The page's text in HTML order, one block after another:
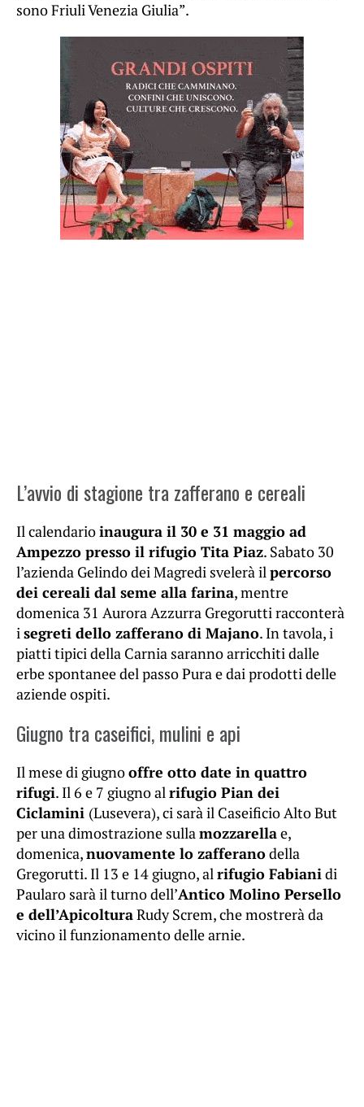
sono Friuli Venezia Giulia”.
L’avvio di stagione tra zafferano e cereali
Il calendarioinaugura il 30 e 31 maggio ad
Ampezzo presso il rifugio Tita Piaz. Sabato 30
l’azienda Gelindo dei Magredi svelerà ilpercorso
dei cereali dal seme alla farina, mentre
domenica 31 Aurora Azzurra Gregorutti racconterà
isegreti dello zafferano di Majano. In tavola, i
piatti tipici della Carnia saranno arricchiti dalle
erbe spontanee del passo Pura e dai prodotti delle
aziende ospiti.
Giugno tra caseifici, mulini e api
Il mese di giugnooffre otto date in quattro
rifugi. Il 6 e 7 giugno alrifugio Pian dei
Ciclamini (Lusevera), ci sarà il Caseificio Alto But
per una dimostrazione sullamozzarellae,
domenica,nuovamente lo zafferanodella
Gregorutti. Il 13 e 14 giugno, alrifugio Fabianidi
Paularo sarà il turno dell’Antico Molino Persello
e dell’ApicolturaRudy Screm, che mostrerà da
vicino il funzionamento delle arnie.